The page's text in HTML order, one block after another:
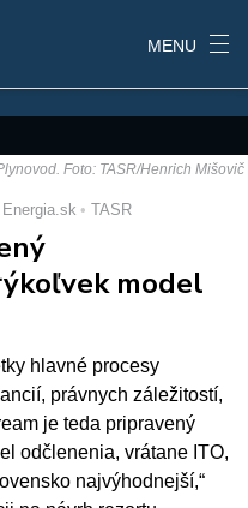
MENU
Foto: TASR/Henrich Mišovič
TASR
model
hlavné procesy
právnych záležitostí,
je teda pripravený
odčlenenia, vrátane ITO,
najvýhodnejší,“